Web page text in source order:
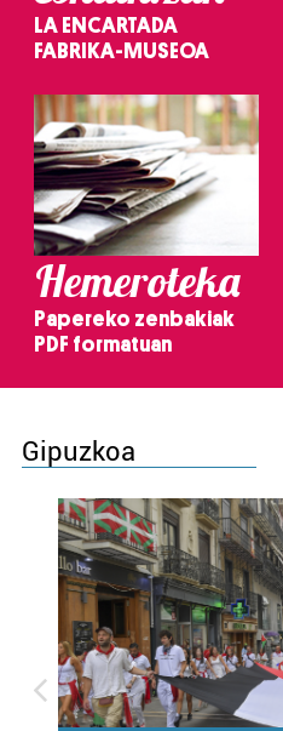
LA ENCARTADA
FABRIKA-MUSEOA
Hemeroteka
Papereko zenbakiak
PDF formatuan
Gipuzkoa